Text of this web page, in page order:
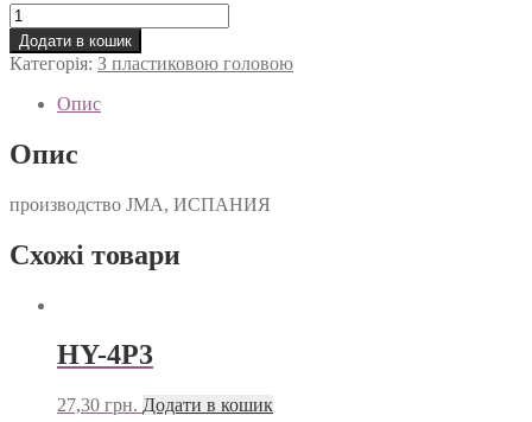
ME-
NY.P
кількість
Додати в кошик
Категорія: З пластиковою головою
Опис
Опис
производство JMA, ИСПАНИЯ
Схожі товари
HY-4P3
27,30 грн. Додати в кошик